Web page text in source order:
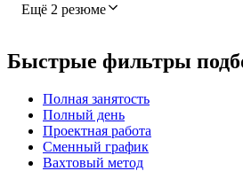
Ещё 2 резюме
Быстрые фильтры
Полная занятость
Полный день
Проектная работа
Сменный график
Вахтовый метод